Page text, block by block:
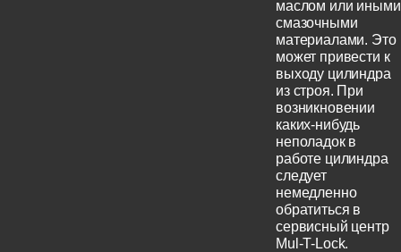
маслом или иными
смазочными
материалами. Это
может привести к
выходу цилиндра
из строя. При
возникновении
каких-нибудь
неполадок в
работе цилиндра
следует
немедленно
обратиться в
сервисный центр
Mul-T-Lock.